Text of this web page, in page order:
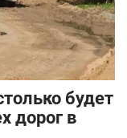
будет
дорог в